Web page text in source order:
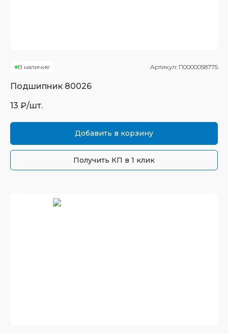
В наличие Артикул: П0000058775
Подшипник 80026
13 ₽/шт.
Добавить в корзину
Получить КП в 1 клик